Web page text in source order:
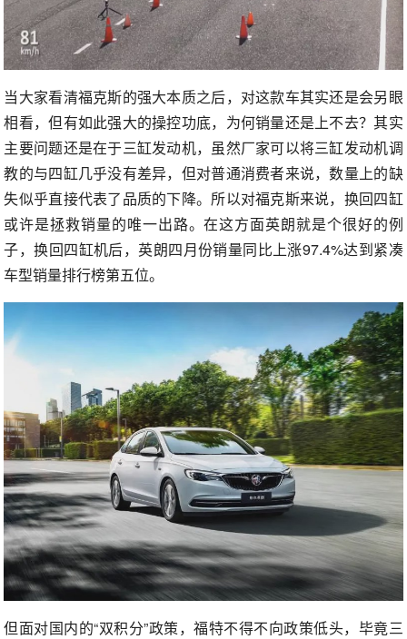
当大家看清福克斯的强大本质之后，对这款车其实还是会另眼
相看，但有如此强大的操控功底，为何销量还是上不去？其实
主要问题还是在于三缸发动机，虽然厂家可以将三缸发动机调
教的与四缸几乎没有差异，但对普通消费者来说，数量上的缺
失似乎直接代表了品质的下降。所以对福克斯来说，换回四缸
或许是拯救销量的唯一出路。在这方面英朗就是个很好的例
子，换回四缸机后，英朗四月份销量同比上涨97.4%达到紧凑
车型销量排行榜第五位。
但面对国内的“双积分”政策，福特不得不向政策低头，毕竟三